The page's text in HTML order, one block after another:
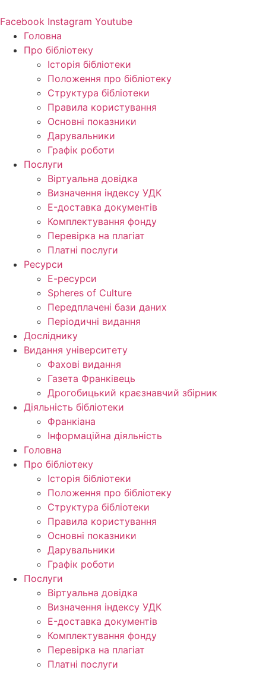
до
вмісту
Facebook Instagram Youtube
Головна
Про бібліотеку
Історія бібліотеки
Положення про бібліотеку
Структура бібліотеки
Правила користування
Основні показники
Дарувальники
Графік роботи
Послуги
Віртуальна довідка
Визначення індексу УДК
E-доставка документів
Комплектування фонду
Перевірка на плагіат
Платні послуги
Ресурси
Е-ресурси
Spheres of Culture
Передплачені бази даних
Періодичні видання
Досліднику
Видання університету
Фахові видання
Газета Франківець
Дрогобицький краєзнавчий збірник
Діяльність бібліотеки
Франкіана
Інформаційна діяльність
Головна
Про бібліотеку
Історія бібліотеки
Положення про бібліотеку
Структура бібліотеки
Правила користування
Основні показники
Дарувальники
Графік роботи
Послуги
Віртуальна довідка
Визначення індексу УДК
E-доставка документів
Комплектування фонду
Перевірка на плагіат
Платні послуги